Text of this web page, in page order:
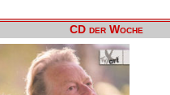
CD der Woche